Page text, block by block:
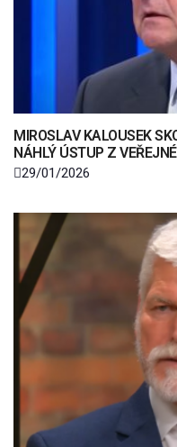
MIROSLAV KALOUSEK
NÁHLÝ ÚSTUP Z
29/01/2026